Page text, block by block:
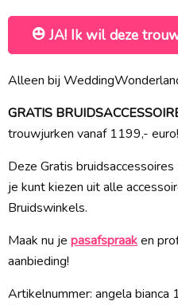
JA! Ik wil deze
Alleen bij
GRATIS
trouwjurken vanaf 1199,- euro!
Deze Gratis
je kunt kiezen uit alle
Bruidswinkels.
Maak nu je pasafspraaken
aanbieding!
Artikelnummer: angela bianca